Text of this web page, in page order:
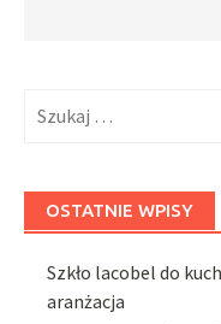
OSTATNIE WPISY
Szkło lacobel do
aranżacja